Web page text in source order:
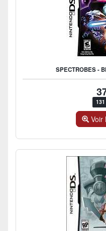
SPECTROBES -
Voir